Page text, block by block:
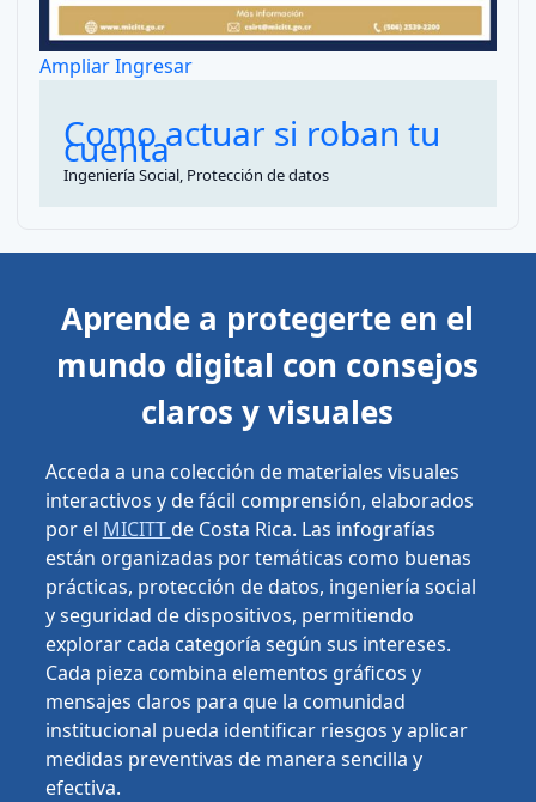
AmpliarIngresar
Como actuar si roban tu
cuenta
Ingeniería Social, Protección de datos
Aprende a protegerte en el
mundo digital con consejos
claros y visuales
Acceda a una colección de materiales visuales
interactivos y de fácil comprensión, elaborados
por el MICITTde Costa Rica. Las infografías
están organizadas por temáticas como buenas
prácticas, protección de datos, ingeniería social
y seguridad de dispositivos, permitiendo
explorar cada categoría según sus intereses.
Cada pieza combina elementos gráficos y
mensajes claros para que la comunidad
institucional pueda identificar riesgos y aplicar
medidas preventivas de manera sencilla y
efectiva.